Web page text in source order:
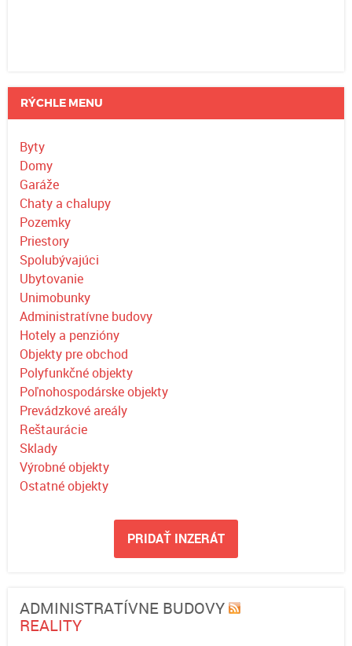
RÝCHLE MENU
Byty
Domy
Garáže
Chaty a chalupy
Pozemky
Priestory
Spolubývajúci
Ubytovanie
Unimobunky
Administratívne budovy
Hotely a penzióny
Objekty pre obchod
Polyfunkčné objekty
Poľnohospodárske objekty
Prevádzkové areály
Reštaurácie
Sklady
Výrobné objekty
Ostatné objekty
PRIDAŤ INZERÁT
ADMINISTRATÍVNE BUDOVY
REALITY